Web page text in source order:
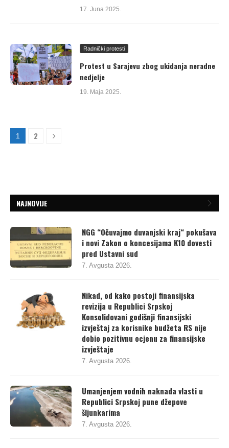
17. Juna 2025.
Radnički protesti
Protest u Sarajevu zbog ukidanja neradne
nedjelje
19. Maja 2025.
1 2
NAJNOVIJE
NGG “Očuvajmo duvanjski kraj“ pokušava
i novi Zakon o koncesijama K10 dovesti
pred Ustavni sud
7. Avgusta 2026.
Nikad, od kako postoji finansijska
revizija u Republici Srpskoj
Konsolidovani godišnji finansijski
izvještaj za korisnike budžeta RS nije
dobio pozitivnu ocjenu za finansijske
izvještaje
7. Avgusta 2026.
Umanjenjem vodnih naknada vlasti u
Republici Srpskoj pune džepove
šljunkarima
7. Avgusta 2026.